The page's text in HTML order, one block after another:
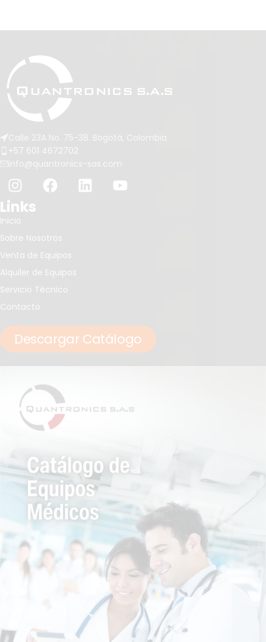
Calle 23A No. 75-38. Bogotá, Colombia
+57 601 4672702
info@quantronics-sas.com
Links
Inicio
Sobre Nosotros
Venta de Equipos
Alquiler de Equipos
Servicio Técnico
Contacto
Descargar Catálogo